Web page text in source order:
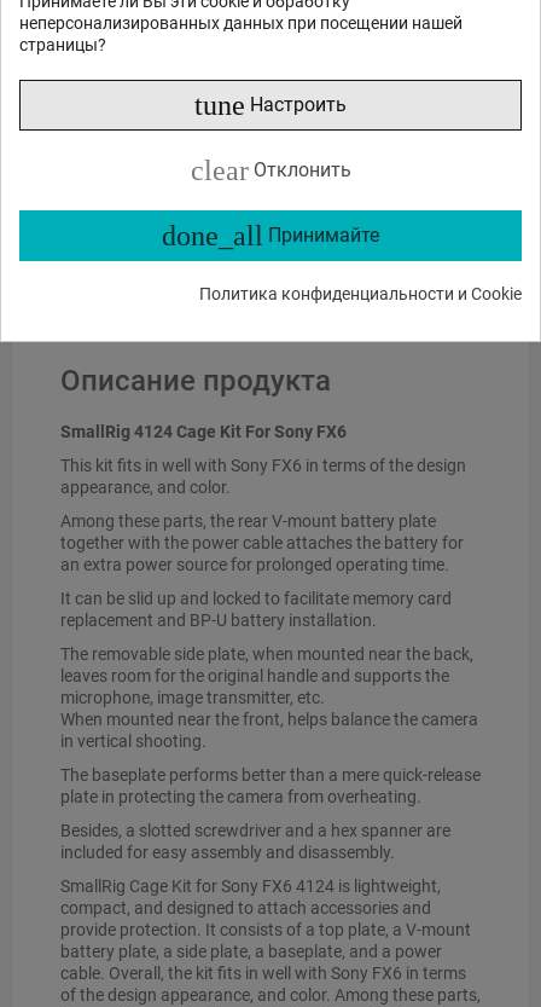
неперсонализированных данных при посещении нашей
страницы?
tune Настроить
clear Отклонить
done_all Принимайте
Политика конфиденциальности и Cookie
Есть в наличии?
Описание продукта
SmallRig 4124 Cage Kit For Sony FX6
This kit fits in well with Sony FX6 in terms of the design
appearance, and color.
Among these parts, the rear V-mount battery plate
together with the power cable attaches the battery for
an extra power source for prolonged operating time.
It can be slid up and locked to facilitate memory card
replacement and BP-U battery installation.
The removable side plate, when mounted near the back,
leaves room for the original handle and supports the
microphone, image transmitter, etc.
When mounted near the front, helps balance the camera
in vertical shooting.
The baseplate performs better than a mere quick-release
plate in protecting the camera from overheating.
Besides, a slotted screwdriver and a hex spanner are
included for easy assembly and disassembly.
SmallRig Cage Kit for Sony FX6 4124 is lightweight,
compact, and designed to attach accessories and
provide protection. It consists of a top plate, a V-mount
battery plate, a side plate, a baseplate, and a power
cable. Overall, the kit fits in well with Sony FX6 in terms
of the design appearance, and color. Among these parts,